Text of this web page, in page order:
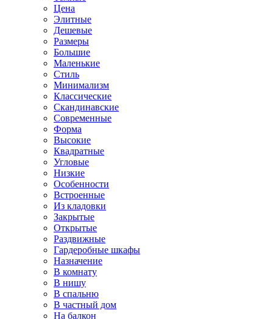
Цена
Элитные
Дешевые
Размеры
Большие
Маленькие
Стиль
Минимализм
Классические
Скандинавские
Современные
Форма
Высокие
Квадратные
Угловые
Низкие
Особенности
Встроенные
Из кладовки
Закрытые
Открытые
Раздвижные
Гардеробные шкафы
Назначение
В комнату
В нишу
В спальню
В частный дом
На балкон